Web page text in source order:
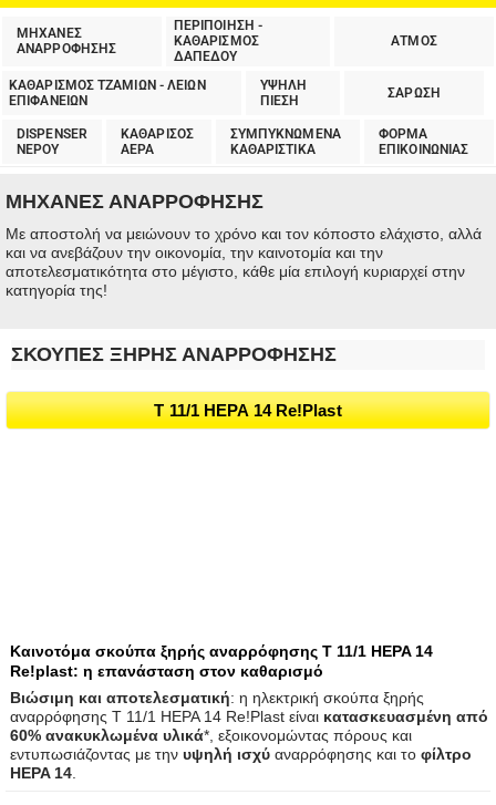
ΜΗΧΑΝΕΣ
ΑΝΑΡΡΟΦΗΣΗΣ
ΠΕΡΙΠΟΙΗΣΗ -
ΚΑΘΑΡΙΣΜΟΣ
ΔΑΠΕΔΟΥ
ΑΤΜΟΣ
ΚΑΘΑΡΙΣΜΟΣ ΤΖΑΜΙΩΝ - ΛΕΙΩΝ
ΕΠΙΦΑΝΕΙΩΝ
ΥΨΗΛΗ
ΠΙΕΣΗ
ΣΑΡΩΣΗ
DISPENSER
ΝΕΡΟΥ
ΚΑΘΑΡΙΣΟΣ
ΑΕΡΑ
ΣΥΜΠΥΚΝΩΜΕΝΑ
ΚΑΘΑΡΙΣΤΙΚΑ
ΦΟΡΜΑ
ΕΠΙΚΟΙΝΩΝΙΑΣ
ΜΗΧΑΝΕΣ ΑΝΑΡΡΟΦΗΣΗΣ
Με αποστολή να μειώνουν το χρόνο και τον κόποστο ελάχιστο, αλλά
και να ανεβάζουν την οικονομία, την καινοτομία και την
αποτελεσματικότητα στο μέγιστο, κάθε μία επιλογή κυριαρχεί στην
κατηγορία της!
ΣΚΟΥΠΕΣ ΞΗΡΗΣ ΑΝΑΡΡΟΦΗΣΗΣ
T 11/1 HEPA 14 Re!Plast
Καινοτόμα σκούπα ξηρής αναρρόφησης T 11/1 HEPA 14
Re!plast: η επανάσταση στον καθαρισμό
Βιώσιμη και αποτελεσματική: η ηλεκτρική σκούπα ξηρής
αναρρόφησης T 11/1 HEPA 14 Re!Plast είναι κατασκευασμένη από
60% ανακυκλωμένα υλικά*, εξοικονομώντας πόρους και
εντυπωσιάζοντας με την υψηλή ισχύ αναρρόφησης και το φίλτρο
HEPA 14.